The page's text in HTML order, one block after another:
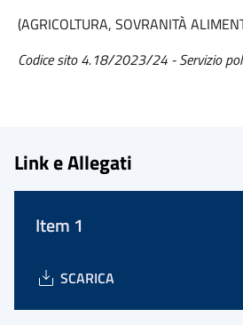
(AGRICOLTURA, SOVRANITÀ
Codice sito 4.18/2023/24 - Servizio
Link e Allegati
Item 1
SCARICA